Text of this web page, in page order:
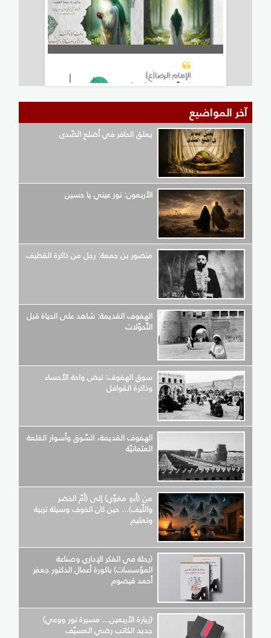
آخر المواضيع
يعلق الحافر في أضلع الصّدى
الأربعون: نور عيني يا حسين
منصور بن جمعة: رجل من ذاكرة القطيف
الهفوف القديمة: شاهد على الحياة قبل
التّحوّلات
سوق الهفوف: نبض واحة الأحساء
وذاكرة القوافل
الهفوف القديمة، السّوق وأسوار القلعة
العثمانيّة
من (أبو مغوّي) إلى (أمّ الخضر
واللّيف)... حين كان الخوف وسيلة تربية
وتعليم
(رحلة في الفكر الإداري وصناعة
المؤسسات) باكورة أعمال الدكتور جعفر
أحمد قيصوم
(زيارة الأربعين... مسيرة نور ووعي)
جديد الكاتب رضي العسيّف